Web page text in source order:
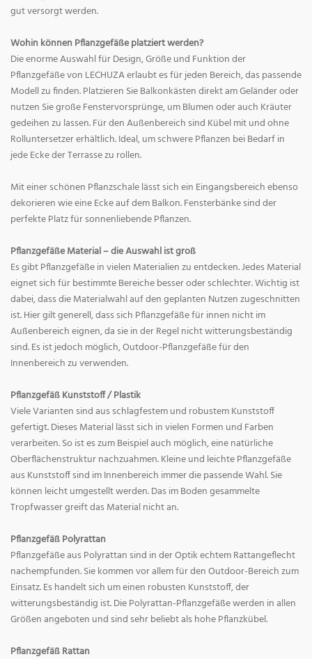
gut versorgt werden.
Wohin können Pflanzgefäße platziert werden?
Die enorme Auswahl für Design, Größe und Funktion der
Pflanzgefäße von LECHUZA erlaubt es für jeden Bereich, das passende
Modell zu finden. Platzieren Sie Balkonkästen direkt am Geländer oder
nutzen Sie große Fenstervorsprünge, um Blumen oder auch Kräuter
gedeihen zu lassen. Für den Außenbereich sind Kübel mit und ohne
Rolluntersetzer erhältlich. Ideal, um schwere Pflanzen bei Bedarf in
jede Ecke der Terrasse zu rollen.
Mit einer schönen Pflanzschale lässt sich ein Eingangsbereich ebenso
dekorieren wie eine Ecke auf dem Balkon. Fensterbänke sind der
perfekte Platz für sonnenliebende Pflanzen.
Pflanzgefäße Material – die Auswahl ist groß
Es gibt Pflanzgefäße in vielen Materialien zu entdecken. Jedes Material
eignet sich für bestimmte Bereiche besser oder schlechter. Wichtig ist
dabei, dass die Materialwahl auf den geplanten Nutzen zugeschnitten
ist. Hier gilt generell, dass sich Pflanzgefäße für innen nicht im
Außenbereich eignen, da sie in der Regel nicht witterungsbeständig
sind. Es ist jedoch möglich, Outdoor-Pflanzgefäße für den
Innenbereich zu verwenden.
Pflanzgefäß Kunststoff / Plastik
Viele Varianten sind aus schlagfestem und robustem Kunststoff
gefertigt. Dieses Material lässt sich in vielen Formen und Farben
verarbeiten. So ist es zum Beispiel auch möglich, eine natürliche
Oberflächenstruktur nachzuahmen. Kleine und leichte Pflanzgefäße
aus Kunststoff sind im Innenbereich immer die passende Wahl. Sie
können leicht umgestellt werden. Das im Boden gesammelte
Tropfwasser greift das Material nicht an.
Pflanzgefäß Polyrattan
Pflanzgefäße aus Polyrattan sind in der Optik echtem Rattangeflecht
nachempfunden. Sie kommen vor allem für den Outdoor-Bereich zum
Einsatz. Es handelt sich um einen robusten Kunststoff, der
witterungsbeständig ist. Die Polyrattan-Pflanzgefäße werden in allen
Größen angeboten und sind sehr beliebt als hohe Pflanzkübel.
Pflanzgefäß Rattan